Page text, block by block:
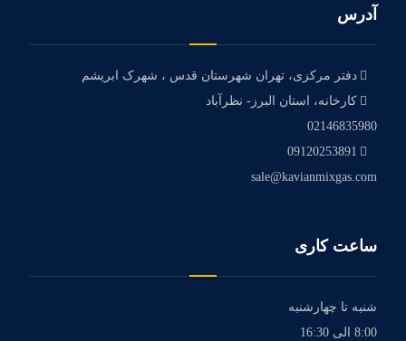
آدرس
دفتر مرکزی، تهران شهرستان قدس ، شهرک ابریشم
کارخانه، استان البرز- نظرآباد
02146835980
09120253891
sale@kavianmixgas.com
ساعت کاری
شنبه تا چهارشنبه
8:00 الی 16:30